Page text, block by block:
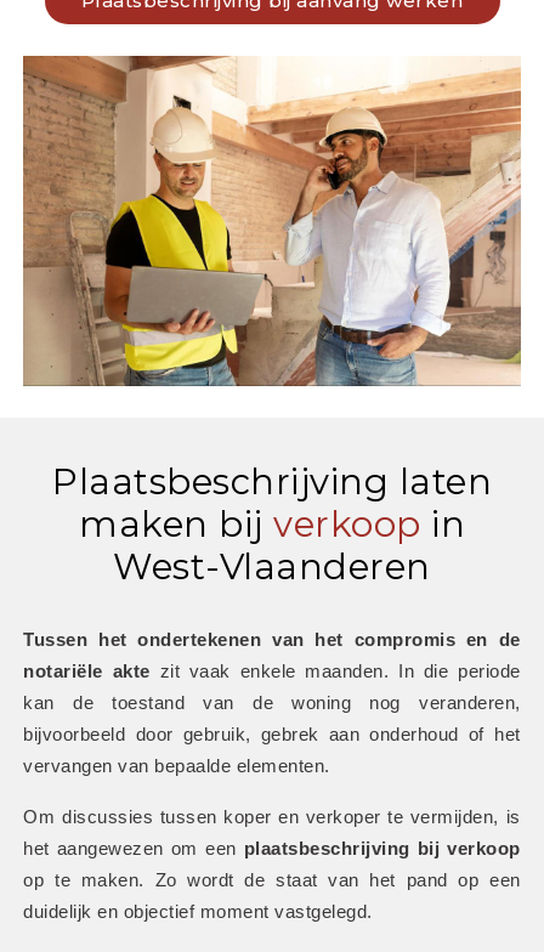
Plaatsbeschrijving laten
maken bij verkoop in
West-Vlaanderen
Tussen het ondertekenen van het compromis en de
notariële akte zit vaak enkele maanden. In die periode
kan de toestand van de woning nog veranderen,
bijvoorbeeld door gebruik, gebrek aan onderhoud of het
vervangen van bepaalde elementen.
Om discussies tussen koper en verkoper te vermijden, is
het aangewezen om een plaatsbeschrijving bij verkoop
op te maken. Zo wordt de staat van het pand op een
duidelijk en objectief moment vastgelegd.